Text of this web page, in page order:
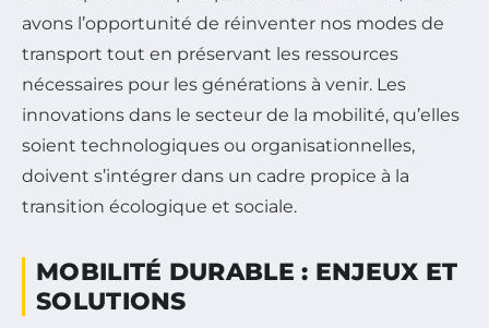
avons l’opportunité de réinventer nos modes de
transport tout en préservant les ressources
nécessaires pour les générations à venir. Les
innovations dans le secteur de la mobilité, qu’elles
soient technologiques ou organisationnelles,
doivent s’intégrer dans un cadre propice à la
transition écologique et sociale.
MOBILITÉ DURABLE : ENJEUX ET
SOLUTIONS